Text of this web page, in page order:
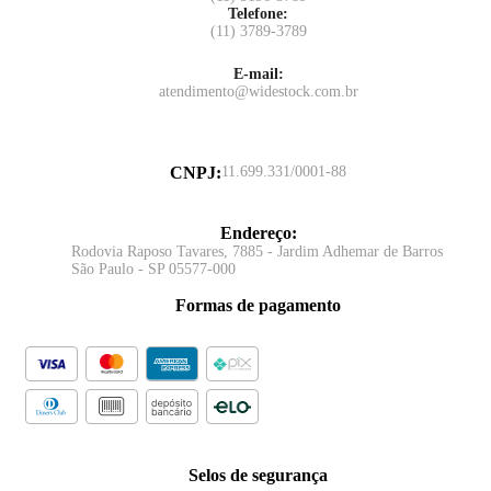
Telefone:
(11) 3789-3789
E-mail:
atendimento@widestock.com.br
CNPJ:11.699.331/0001-88
Endereço:
Rodovia Raposo Tavares, 7885 - Jardim Adhemar de Barros
São Paulo - SP 05577-000
Formas de pagamento
Selos de segurança